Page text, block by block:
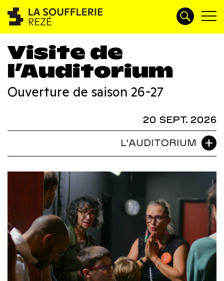
Visite de
l’Auditorium
Ouverture de saison 26-27
20 SEPT. 2026
L'AUDITORIUM